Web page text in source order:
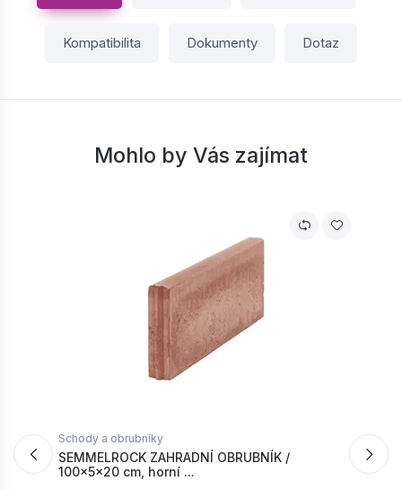
Kompatibilita Dokumenty Dotaz
Mohlo by Vás zajímat
Schody a obrubníky
SEMMELROCK ZAHRADNÍ OBRUBNÍK /
100x5x20 cm, horní ...